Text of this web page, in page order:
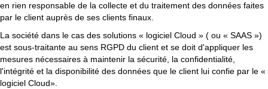
en rien responsable de la collecte et du traitement des données faites
par le client auprès de ses clients finaux.
La société dans le cas des solutions « logiciel Cloud » ( ou « SAAS »)
est sous-traitante au sens RGPD du client et se doit d'appliquer les
mesures nécessaires à maintenir la sécurité, la confidentialité,
l'intégrité et la disponibilité des données que le client lui confie par le «
logiciel Cloud».